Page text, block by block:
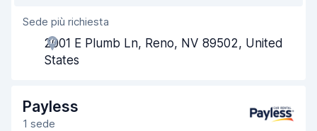
Gentilezza degli agenti
Rapidità del ritiro
Pulizia del veicolo 8,3
Sede più richiesta
2001 E Plumb Ln, Reno, NV 89502, United
States
Payless
1 sede